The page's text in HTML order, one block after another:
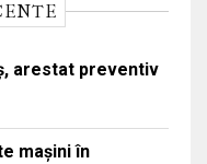
arestat preventiv
mașini în